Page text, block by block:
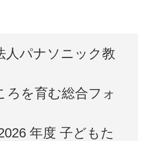
人パナソニック教
ろを育む総合フォ
年度 子どもた